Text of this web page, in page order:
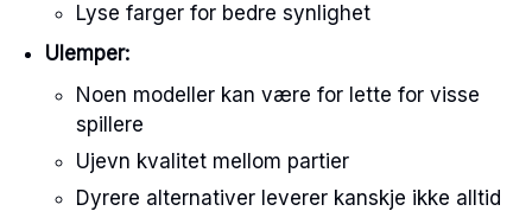
Lyse farger for bedre synlighet
Ulemper:
Noen modeller kan være for lette for visse
spillere
Ujevn kvalitet mellom partier
Dyrere alternativer leverer kanskje ikke alltid